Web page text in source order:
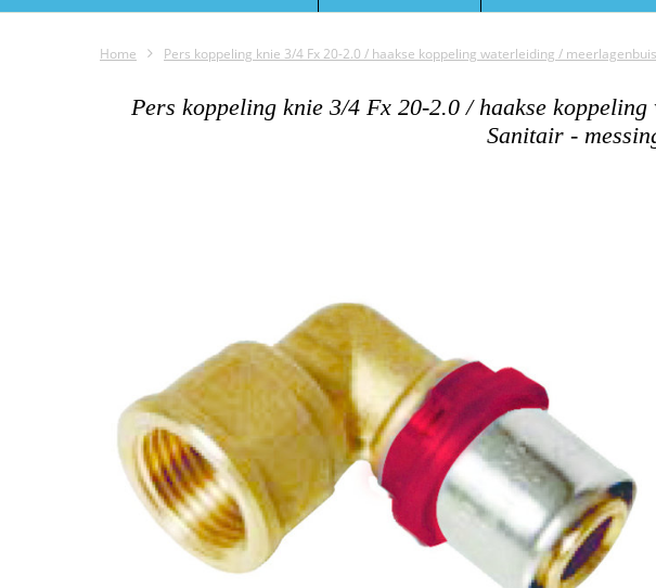
Home Pers koppeling knie 3/4 Fx 20-2.0 / haakse koppeling waterleiding /
Pers koppeling knie 3/4 Fx 20-2.0 / haakse
Sanitair -